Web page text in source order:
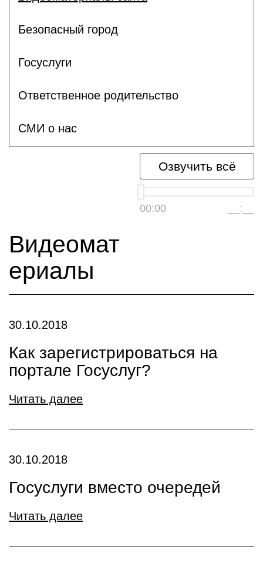
Безопасный город
Госуслуги
Ответственное родительство
СМИ о нас
Озвучить всё
00:00 __:__
Видеомат
ериалы
30.10.2018
Как зарегистрироваться на
портале Госуслуг?
Читать далее
30.10.2018
Госуслуги вместо очередей
Читать далее